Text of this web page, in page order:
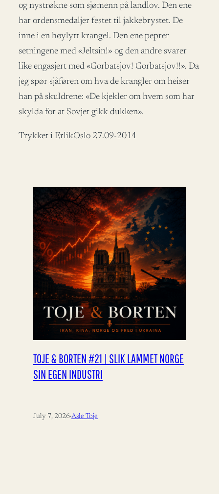
og nystrøkne som sjømenn på landlov. Den ene
har ordensmedaljer festet til jakkebrystet. De
inne i en høylytt krangel. Den ene peprer
setningene med «Jeltsin!» og den andre svarer
like engasjert med «Gorbatsjov! Gorbatsjov!!». Da
jeg spør sjåføren om hva de krangler om heiser
han på skuldrene: «De kjekler om hvem som har
skylda for at Sovjet gikk dukken».
Trykket i ErlikOslo 27.09-2014
TOJE & BORTEN #21 | SLIK LAMMET NORGE
SIN EGEN INDUSTRI
July 7, 2026·Asle Toje